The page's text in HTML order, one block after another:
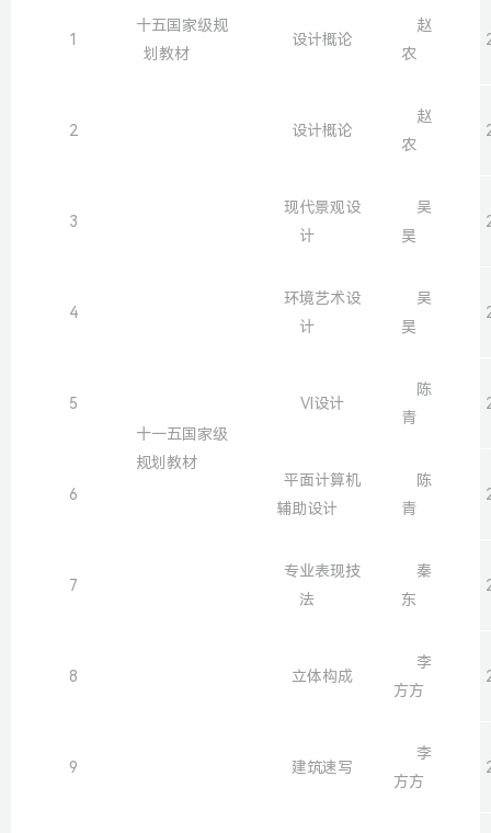
1
十五国家级规
划教材
设计概论
赵
农
2
十一五国家级
规划教材
设计概论
赵
农
3
现代景观设
计
吴
昊
4
环境艺术设
计
吴
昊
5 VI设计
陈
青
6
平面计算机
辅助设计
陈
青
7
专业表现技
法
秦
东
8 立体构成
李
方方
9 建筑速写
李
方方